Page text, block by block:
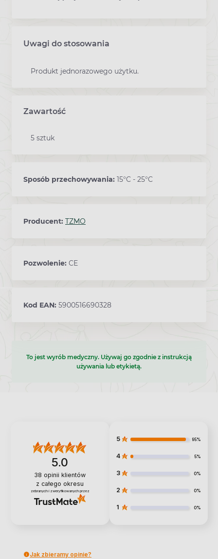
Uwagi do stosowania
Produkt jednorazowego użytku.
Zawartość
5 sztuk
Sposób przechowywania: 15°C - 25°C
Producent: TZMO
Pozwolenie: CE
Kod EAN: 5900516690328
To jest wyrób medyczny. Używaj go zgodnie z instrukcją
używania lub etykietą.
5.0
38 opinii klientów
z całego okresu
zebranych i zweryfikowanych przez
5 95%
4 5%
3 0%
2 0%
1 0%
Jak zbieramy opinie?